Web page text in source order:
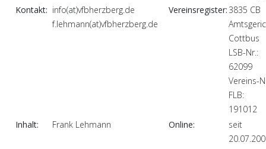
Kontakt: info(at)vfbherzberg.de
f.lehmann(at)vfbherzberg.de
Vereinsregister: 3835 CB
Cottbus
LSB-Nr.:
62099
Vereins-
FLB:
191012
Inhalt:
Frank Lehmann Online:
seit